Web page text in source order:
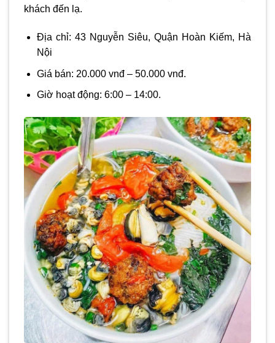
khách đến lạ.
Địa chỉ: 43 Nguyễn Siêu, Quận Hoàn Kiếm, Hà
Nội
Giá bán: 20.000 vnđ – 50.000 vnđ.
Giờ hoạt động: 6:00 – 14:00.